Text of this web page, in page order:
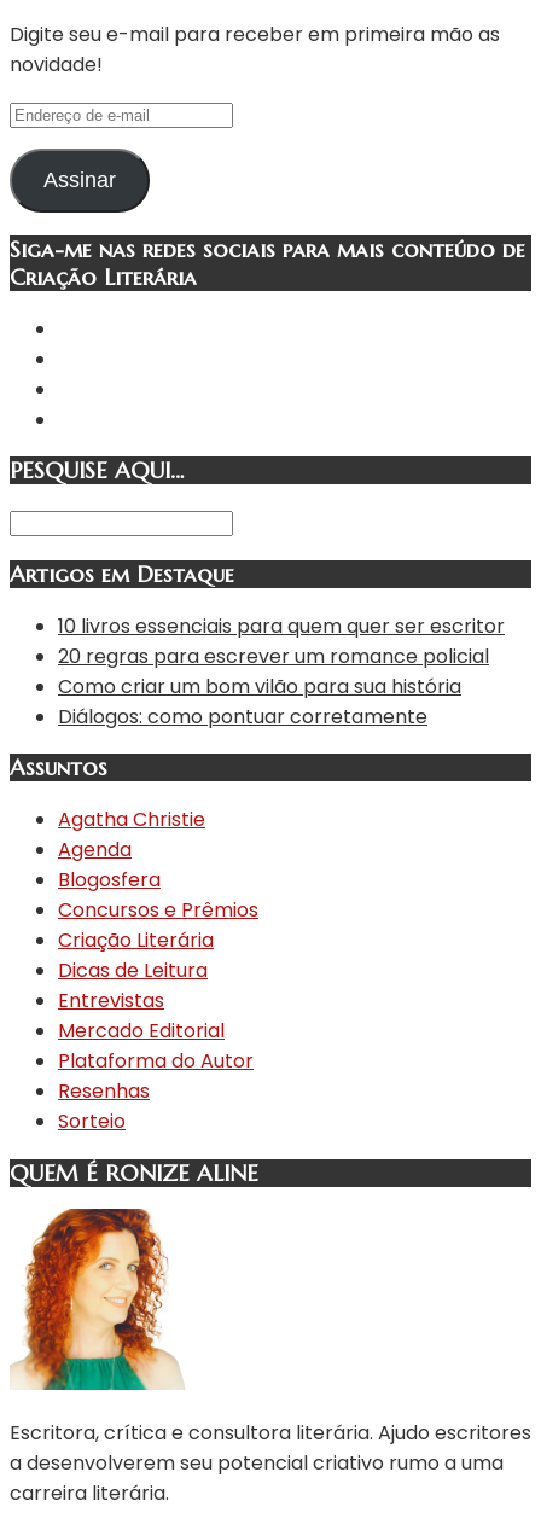
Digite seu e-mail para receber em primeira mão as
novidade!
Endereço
de
e-
mail
Assinar
Siga-me nas redes sociais para mais conteúdo de
Criação Literária
PESQUISE AQUI…
Artigos em Destaque
10 livros essenciais para quem quer ser escritor
20 regras para escrever um romance policial
Como criar um bom vilão para sua história
Diálogos: como pontuar corretamente
Assuntos
Agatha Christie
Agenda
Blogosfera
Concursos e Prêmios
Criação Literária
Dicas de Leitura
Entrevistas
Mercado Editorial
Plataforma do Autor
Resenhas
Sorteio
QUEM É RONIZE ALINE
Escritora, crítica e consultora literária. Ajudo escritores
a desenvolverem seu potencial criativo rumo a uma
carreira literária.